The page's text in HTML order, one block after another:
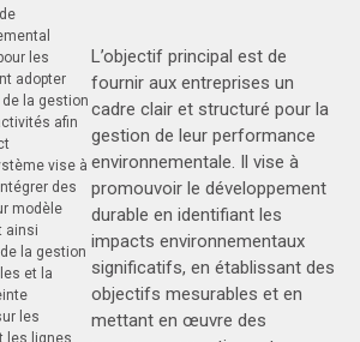
les
adopter
la gestion
afin
vise à
des
modèle
ainsi
la gestion
et la
les
L’objectif principal est de
fournir aux entreprises un
cadre clair et structuré pour la
gestion de leur performance
environnementale. Il vise à
promouvoir le développement
durable en identifiant les
impacts environnementaux
significatifs, en établissant des
objectifs mesurables et en
mettant en œuvre des